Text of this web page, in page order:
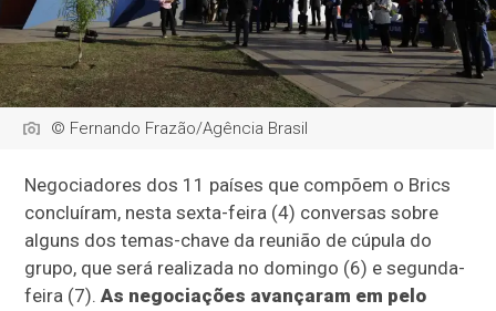
© Fernando Frazão/Agência Brasil
Negociadores dos 11 países que compõem o Brics
concluíram, nesta sexta-feira (4) conversas sobre
alguns dos temas-chave da reunião de cúpula do
grupo, que será realizada no domingo (6) e segunda-
feira (7).As negociações avançaram em pelo